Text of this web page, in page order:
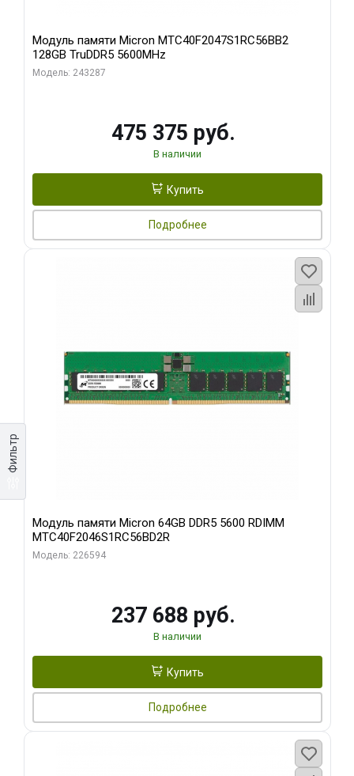
Фильтр
Модуль памяти Micron MTC40F2047S1RC56BB2
128GB TruDDR5 5600MHz
Модель: 243287
475 375 руб.
В наличии
Купить
Подробнее
Модуль памяти Micron 64GB DDR5 5600 RDIMM
MTC40F2046S1RC56BD2R
Модель: 226594
237 688 руб.
В наличии
Купить
Подробнее